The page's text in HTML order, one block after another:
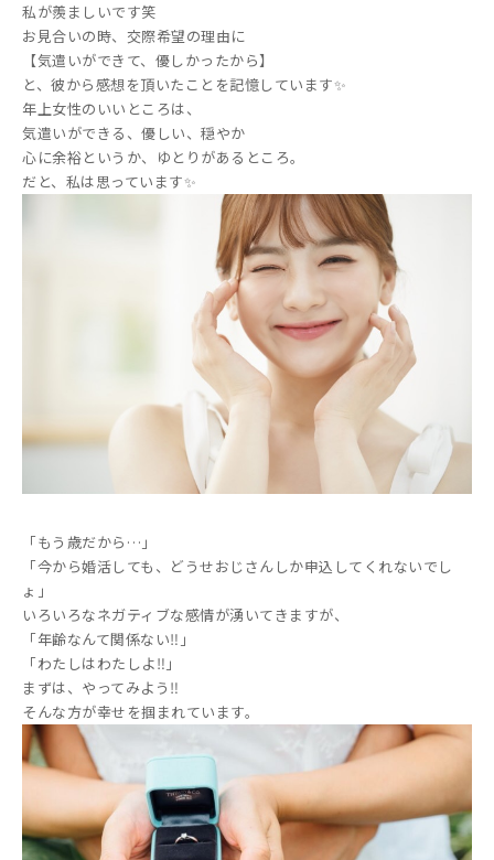
私が羨ましいです笑
お見合いの時、交際希望の理由に
【気遣いができて、優しかったから】
と、彼から感想を頂いたことを記憶しています✨
年上女性のいいところは、
気遣いができる、優しい、穏やか
心に余裕というか、ゆとりがあるところ。
だと、私は思っています✨
「もう歳だから…」
「今から婚活しても、どうせおじさんしか申込してくれないでし
ょ」
いろいろなネガティブな感情が湧いてきますが、
「年齢なんて関係ない‼️」
「わたしはわたしよ‼️」
まずは、やってみよう‼️
そんな方が幸せを掴まれています。